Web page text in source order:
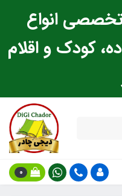
انواع
کودک و اقلام
0